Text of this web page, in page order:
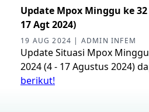
Update Mpox Minggu ke 32
17 Agt 2024)
19 AUG 2024 | ADMIN INFEM
Update Situasi Mpox
2024 (4 - 17 Agustus 2024)
berikut!